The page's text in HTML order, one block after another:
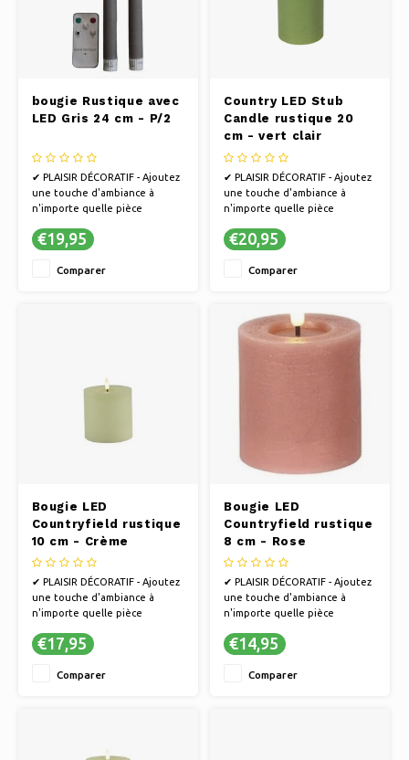
bougie Rustique avec
LED Gris 24 cm - P/2
✔ PLAISIR DÉCORATIF - Ajoutez
une touche d'ambiance à
n'importe quelle pièce
Parfait pour se détendre, faire
romantiques
€19,95
Comparer
Country LED Stub
Candle rustique 20
cm - vert clair
✔ PLAISIR DÉCORATIF - Ajoutez
une touche d'ambiance à
n'importe quelle pièce
Parfait pour se détendre, faire
romantiques
d'ambiance sans flammes, idéal
€20,95
Comparer
Bougie LED
Countryfield rustique
10 cm - Crème
✔ PLAISIR DÉCORATIF - Ajoutez
une touche d'ambiance à
n'importe quelle pièce
Parfait pour se détendre, faire
romantiques
€17,95
Comparer
Bougie LED
Countryfield rustique
8 cm - Rose
✔ PLAISIR DÉCORATIF - Ajoutez
une touche d'ambiance à
n'importe quelle pièce
Parfait pour se détendre, faire
romantiques
€14,95
Comparer